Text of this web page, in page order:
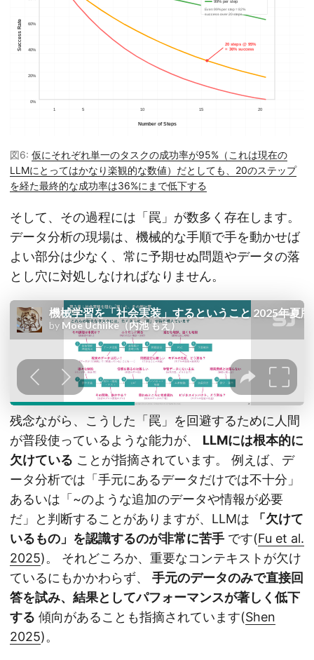
図6: 仮にそれぞれ単一のタスクの成功率が95%（これは現在の
LLMにとってはかなり楽観的な数値）だとしても、20のステップ
を経た最終的な成功率は36%にまで低下する
そして、その過程には「罠」が数多く存在します。
データ分析の現場は、機械的な手順で手を動かせば
よい部分は少なく、常に予期せぬ問題やデータの落
とし穴に対処しなければなりません。
残念ながら、こうした「罠」を回避するために人間
が普段使っているような能力が、 LLMには根本的に
欠けている ことが指摘されています。 例えば、デ
ータ分析では「手元にあるデータだけでは不十分」
あるいは「~のような追加のデータや情報が必要
だ」と判断することがありますが、LLMは
「欠けて
いるもの」を認識するのが非常に苦手 です(Fu et al.
2025)。 それどころか、重要なコンテキストが欠け
ているにもかかわらず、 手元のデータのみで直接回
答を試み、結果としてパフォーマンスが著しく低下
する 傾向があることも指摘されています(Shen
2025)。